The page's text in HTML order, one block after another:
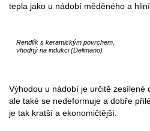
tepla jako u nádobí měděného a
Rendlík s keramickým povrchem,
vhodný na indukci (Delimano)
Výhodou u nádobí je určitě zesílené
ale také se nedeformuje a dobře
je tak kratší a ekonomičtější.